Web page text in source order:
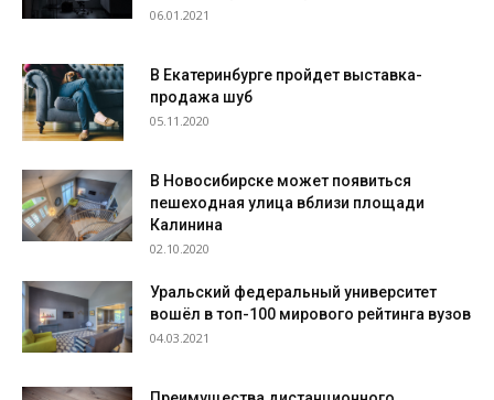
06.01.2021
В Екатеринбурге пройдет выставка-
продажа шуб
05.11.2020
В Новосибирске может появиться
пешеходная улица вблизи площади
Калинина
02.10.2020
Уральский федеральный университет
вошёл в топ-100 мирового рейтинга вузов
04.03.2021